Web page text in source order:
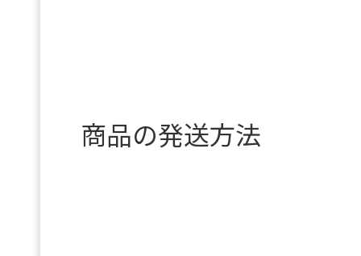
商品の発送方法